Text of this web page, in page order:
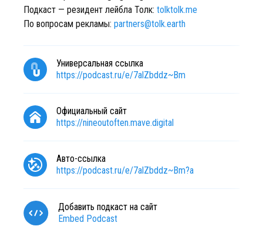
Подкаст — резидент лейбла Толк: tolktolk.me
По вопросам рекламы: partners@tolk.earth
Универсальная ссылка
https://podcast.ru/e/7alZbddz~Bm
Официальный сайт
https://nineoutoften.mave.digital
Авто-ссылка
https://podcast.ru/e/7alZbddz~Bm?a
Добавить подкаст на сайт
Embed Podcast